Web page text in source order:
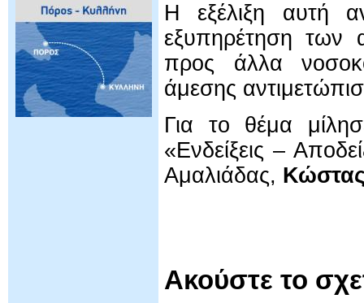
Η εξέλιξη αυτή
εξυπηρέτηση των
προς άλλα
άμεσης
Για το θέμα
«Ενδείξεις –
Αμαλιάδας,
Ακούστε το